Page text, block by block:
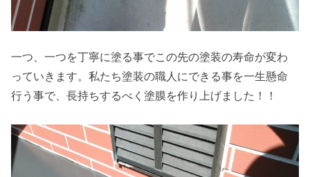
一つ、一つを丁寧に塗る事でこの先の塗装の寿命が変わ
っていきます。私たち塗装の職人にできる事を一生懸命
行う事で、長持ちするべく塗膜を作り上げました！！